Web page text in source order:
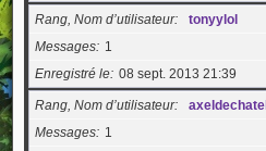
Rang, Nom d’utilisateur
tonyylol
Messages
1
Enregistré le 08 sept. 2013 21:39
Rang, Nom d’utilisateur
axeldechatel
Messages
1